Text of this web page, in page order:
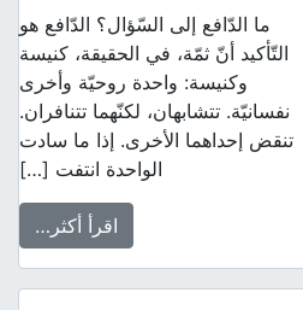
ما الدّافع إلى السّؤال؟ الدّافع هو
التّأكيد أنّ ثمّة، في الحقيقة، كنيسة
وكنيسة: واحدة روحيّة وأخرى
نفسانيّة. تتشابهان، لكنّهما تتنافران.
تنقض إحداهما الأخرى. إذا ما سادت
الواحدة انتفت […]
اقرأ أكثر…